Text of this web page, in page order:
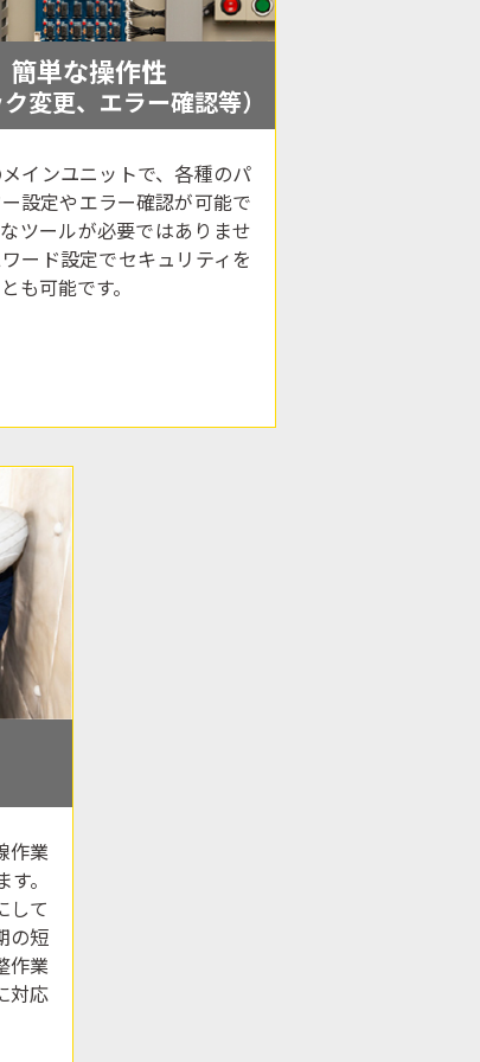
簡単な操作性
ク変更、エラー確認等）
インユニットで、各種のパ
設定やエラー確認が可能で
ツールが必要ではありませ
ード設定でセキュリティを
も可能です。
作業
。
して
の短
作業
対応